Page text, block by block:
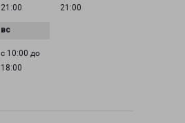
21:00
21:00
с 10:00 до
18:00